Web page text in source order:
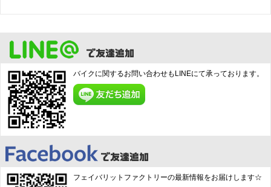
バイクに関するお問い合わせもLINEにて承っております。
フェイバリットファクトリーの最新情報をお届けします☆